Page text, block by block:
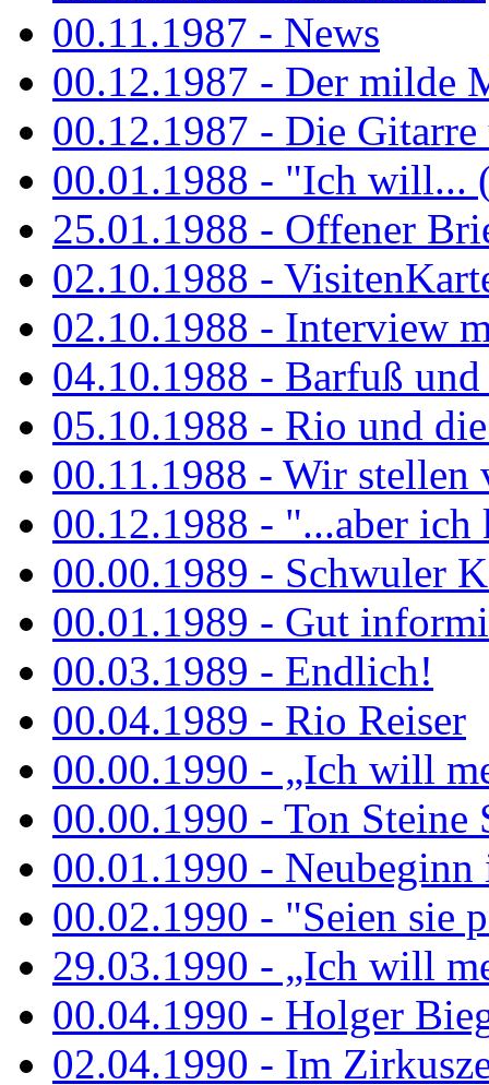
00.11.1987 - News
00.12.1987 - Der milde
00.12.1987 - Die Gitarre
00.01.1988 - "Ich will...
25.01.1988 - Offener
02.10.1988 -
02.10.1988 - Interview
04.10.1988 - Barfuß und
05.10.1988 - Rio und
00.11.1988 - Wir stellen
00.12.1988 - "...aber ich
00.00.1989 - Schwuler
00.01.1989 - Gut
00.03.1989 - Endlich!
00.04.1989 - Rio Reiser
00.00.1990 - „Ich will
00.00.1990 - Ton Steine
00.01.1990 -
00.02.1990 - "Seien sie
29.03.1990 - „Ich will
00.04.1990 - Holger
02.04.1990 - Im